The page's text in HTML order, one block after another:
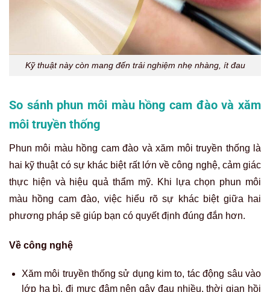
Kỹ thuật này còn mang đến trải nghiệm nhẹ nhàng, ít đau
So sánh phun môi màu hồng cam đào và xăm
môi truyền thống
Phun môi màu hồng cam đào và xăm môi truyền thống là
hai kỹ thuật có sự khác biệt rất lớn về công nghệ, cảm giác
thực hiện và hiệu quả thẩm mỹ. Khi lựa chọn phun môi
màu hồng cam đào, việc hiểu rõ sự khác biệt giữa hai
phương pháp sẽ giúp bạn có quyết định đúng đắn hơn.
Về công nghệ
Xăm môi truyền thống sử dụng kim to, tác động sâu vào
lớp hạ bì, đi mực đậm nên gây đau nhiều, thời gian hồi